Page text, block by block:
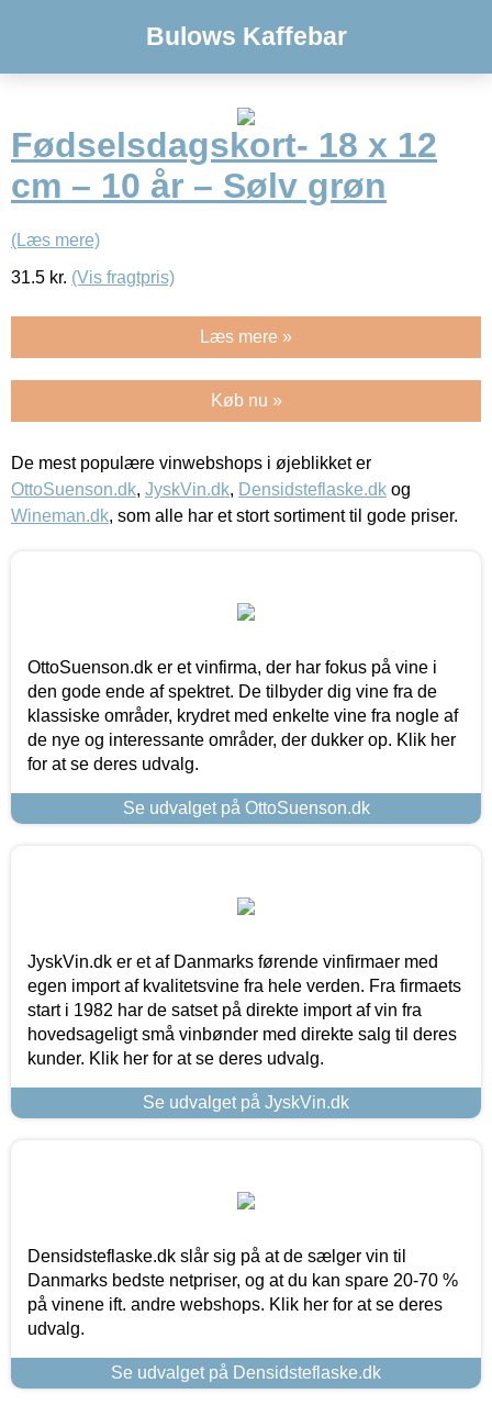
Bulows Kaffebar
Fødselsdagskort- 18 x 12
cm – 10 år – Sølv grøn
(Læs mere)
31.5 kr. (Vis fragtpris)
Læs mere »
Køb nu »
De mest populære vinwebshops i øjeblikket er
OttoSuenson.dk, JyskVin.dk, Densidsteflaske.dk og
Wineman.dk, som alle har et stort sortiment til gode priser.
OttoSuenson.dk er et vinfirma, der har fokus på vine i
den gode ende af spektret. De tilbyder dig vine fra de
klassiske områder, krydret med enkelte vine fra nogle af
de nye og interessante områder, der dukker op. Klik her
for at se deres udvalg.
Se udvalget på OttoSuenson.dk
JyskVin.dk er et af Danmarks førende vinfirmaer med
egen import af kvalitetsvine fra hele verden. Fra firmaets
start i 1982 har de satset på direkte import af vin fra
hovedsageligt små vinbønder med direkte salg til deres
kunder. Klik her for at se deres udvalg.
Se udvalget på JyskVin.dk
Densidsteflaske.dk slår sig på at de sælger vin til
Danmarks bedste netpriser, og at du kan spare 20-70 %
på vinene ift. andre webshops. Klik her for at se deres
udvalg.
Se udvalget på Densidsteflaske.dk